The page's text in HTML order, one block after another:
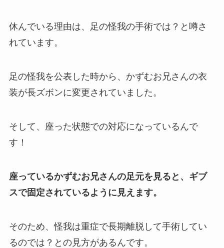
休んでいる理由は、足の怪我の手術では？と噂さ
れています。
足の怪我を公表した時から、かずむお兄さんの衣
装が長ズボンに変更されていました。
そして、座った状態での対応になっているんで
す！
座っているかずむお兄さんの足元を見ると、ギブ
スで固定されているように見えます。
そのため、怪我は重症で長期離脱して手術してい
るのでは？との見方があるんです。